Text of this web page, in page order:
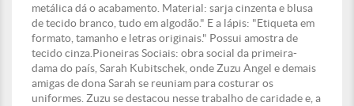
metálica dá o acabamento. Material: sarja cinzenta e blusa
de tecido branco, tudo em algodão." E a lápis: "Etiqueta em
formato, tamanho e letras originais." Possui amostra de
tecido cinza.Pioneiras Sociais: obra social da primeira-
dama do país, Sarah Kubitschek, onde Zuzu Angel e demais
amigas de dona Sarah se reuniam para costurar os
uniformes. Zuzu se destacou nesse trabalho de caridade e, a